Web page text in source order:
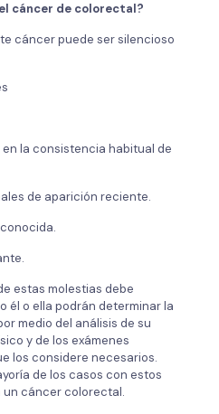
cáncer de colorectal?
cáncer puede ser silencioso
la consistencia habitual de
de aparición reciente.
estas molestias debe
él o ella podrán determinar la
medio del análisis de su
y de los exámenes
los considere necesarios.
de los casos con estos
un cáncer colorectal.